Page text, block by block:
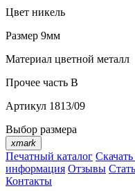
Цвет никель
Размер 9мм
Материал цветной металл
Прочее часть B
Артикул 1813/09
Выбор размера
xmark
Печатный каталог
информация Отзывы
Контакты